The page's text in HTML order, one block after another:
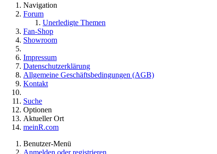
Navigation
Forum
Unerledigte Themen
Fan-Shop
Showroom
Impressum
Datenschutzerklärung
Allgemeine Geschäftsbedingungen (AGB)
Kontakt
Suche
Optionen
Aktueller Ort
meinR.com
Benutzer-Menü
Anmelden oder registrieren